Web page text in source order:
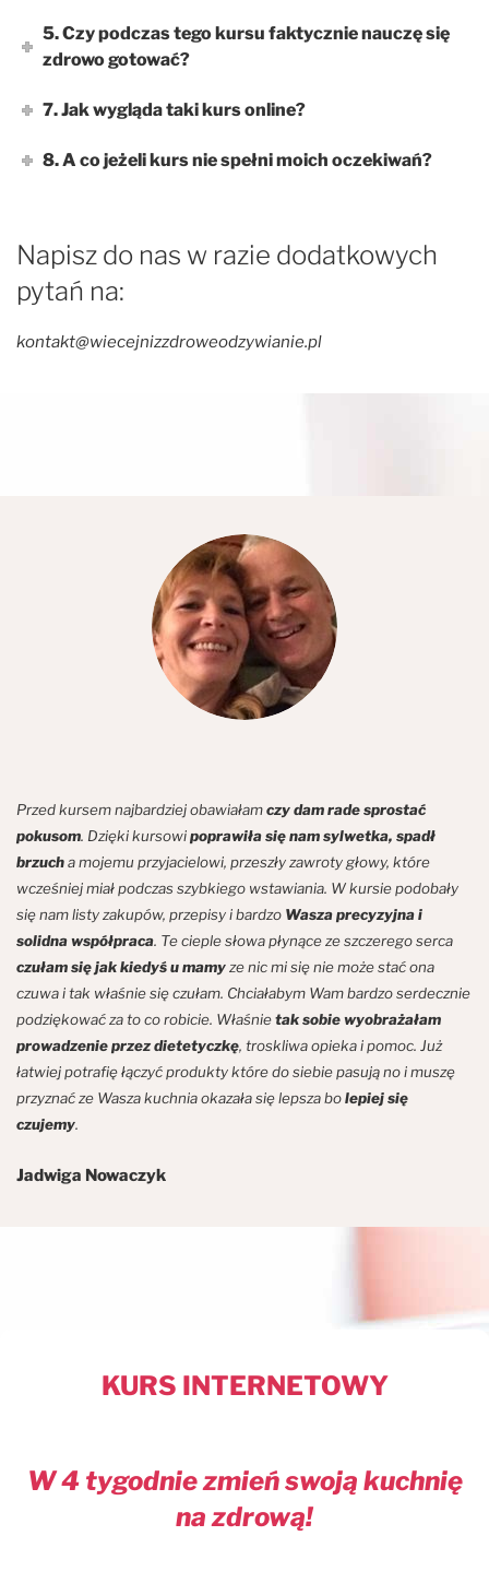
5. Czy podczas tego kursu faktycznie nauczę się
zdrowo gotować?
7. Jak wygląda taki kurs online?
8. A co jeżeli kurs nie spełni moich oczekiwań?
Napisz do nas w razie dodatkowych
pytań na:
kontakt@wiecejnizzdroweodzywianie.pl
Przed kursem najbardziej obawiałamczy dam rade sprostać
pokusom. Dzięki kursowipoprawiła się nam sylwetka, spadł
brzucha mojemu przyjacielowi, przeszły zawroty głowy, które
wcześniej miał podczas szybkiego wstawiania. W kursie podobały
się nam listy zakupów, przepisy i bardzo Wasza precyzyjna i
solidna współpraca. Te cieple słowa płynące ze szczerego serca
czułam się jak kiedyś u mamyze nic mi się nie może stać ona
czuwa i tak właśnie się czułam. Chciałabym Wam bardzo serdecznie
podziękować za to co robicie. Właśnietak sobie wyobrażałam
prowadzenie przez dietetyczkę, troskliwa opieka i pomoc. Już
łatwiej potrafię łączyć produkty które do siebie pasują no i muszę
przyznać ze Wasza kuchnia okazała się lepsza bolepiej się
czujemy.
Jadwiga Nowaczyk
KURS INTERNETOWY
W 4 tygodnie zmień swoją kuchnię
na zdrową!